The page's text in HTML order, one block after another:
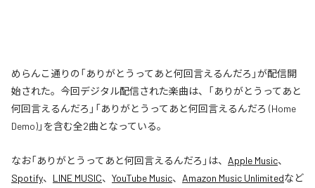
めらんこ通りの「ありがとうってあと何回言えるんだろ」が配信開
始された。今回デジタル配信された楽曲は、「ありがとうってあと
何回言えるんだろ」「ありがとうってあと何回言えるんだろ (Home
Demo)」を含む全2曲となっている。
なお「ありがとうってあと何回言えるんだろ 」は、 Apple Music、
Spotify、 LINE MUSIC、 YouTube Music、 Amazon Music Unlimitedなど